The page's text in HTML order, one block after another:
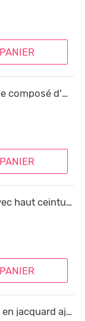
Ensemble grande taille composé d'un haut à fermeture éclair imprimé de roses ombrées et d'un pantalon évasé à lacets fendus et surpiqûres apparentes.
Tenue grande taille avec haut ceinturé en jacquard ombré tie-dye et pantalon évasé à poches fendues et lacets
Haut mouchoir brodé en jacquard ajouré en pointelle et pantalon évasé à lacets fendus et surpiqûres, tenue grande taille